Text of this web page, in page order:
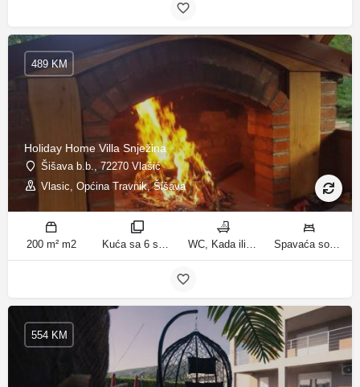
Holiday Home Villa Snježina
Šišava b.b., 72270 Vlašić
Vlasic, Općina Travnik, Šišava
489 KM
200 m² m2 Kuća sa 6 spavaćih soba sobe WC, Kada ili tuš kupatila Spavaća soba 1: 1 krevet za jednu osobu | Spavaća soba 2: 1 krevet za jednu osobu | Spavaća soba 3: 1 francuski bračni krevet | Spavaća soba 4: 2 kreveta za jednu osobu | Dnevni boravak: 1 kauč na razvlačenje ležaja
554 KM